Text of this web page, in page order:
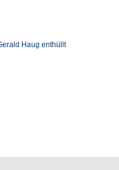
Haug enthüllt